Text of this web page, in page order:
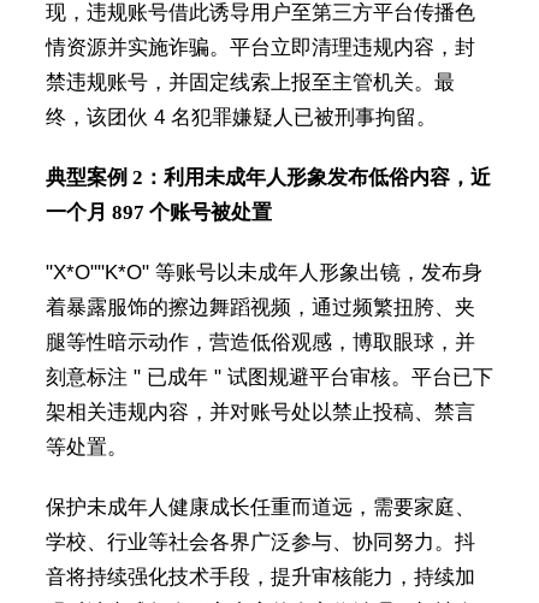
现，违规账号借此诱导用户至第三方平台传播色
情资源并实施诈骗。平台立即清理违规内容，封
禁违规账号，并固定线索上报至主管机关。最
终，该团伙 4 名犯罪嫌疑人已被刑事拘留。
典型案例 2：利用未成年人形象发布低俗内容，近
一个月 897 个账号被处置
"X*O""K*O" 等账号以未成年人形象出镜，发布身
着暴露服饰的擦边舞蹈视频，通过频繁扭胯、夹
腿等性暗示动作，营造低俗观感，博取眼球，并
刻意标注 " 已成年 " 试图规避平台审核。平台已下
架相关违规内容，并对账号处以禁止投稿、禁言
等处置。
保护未成年人健康成长任重而道远，需要家庭、
学校、行业等社会各界广泛参与、协同努力。抖
音将持续强化技术手段，提升审核能力，持续加